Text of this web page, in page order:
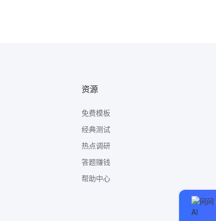
资源
免费模板
经典测试
热点调研
答题赚钱
帮助中心